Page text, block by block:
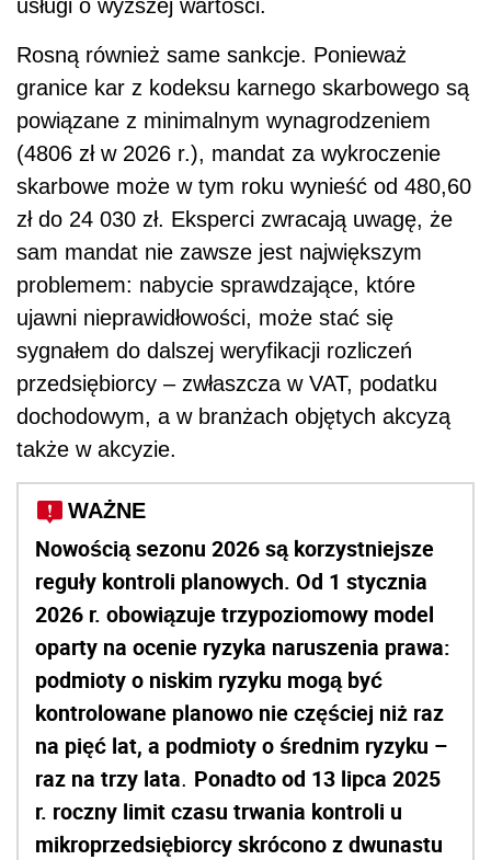
usługi o wyższej wartości.
Rosną również same sankcje. Ponieważ
granice kar z kodeksu karnego skarbowego są
powiązane z minimalnym wynagrodzeniem
(4806 zł w 2026 r.), mandat za wykroczenie
skarbowe może w tym roku wynieść od 480,60
zł do 24 030 zł. Eksperci zwracają uwagę, że
sam mandat nie zawsze jest największym
problemem: nabycie sprawdzające, które
ujawni nieprawidłowości, może stać się
sygnałem do dalszej weryfikacji rozliczeń
przedsiębiorcy – zwłaszcza w VAT, podatku
dochodowym, a w branżach objętych akcyzą
także w akcyzie.
WAŻNE
Nowością sezonu 2026 są korzystniejsze
reguły kontroli planowych. Od 1 stycznia
2026 r. obowiązuje trzypoziomowy model
oparty na ocenie ryzyka naruszenia prawa:
podmioty o niskim ryzyku mogą być
kontrolowane planowo nie częściej niż raz
na pięć lat, a podmioty o średnim ryzyku –
raz na trzy lata. Ponadto od 13 lipca 2025
r. roczny limit czasu trwania kontroli u
mikroprzedsiębiorcy skrócono z dwunastu